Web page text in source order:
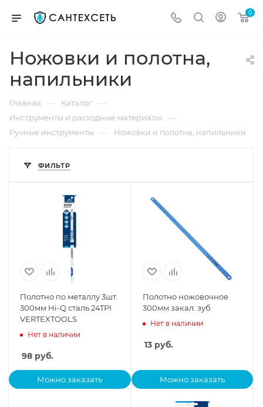
0
Ножовки и полотна,
напильники
Главная — Каталог —
Инструменты и расходные материалы —
Ручные инструменты — Ножовки и полотна, напильники
ФИЛЬТР
Полотно по металлу 3шт.
300мм Hi-Q сталь 24TPI
VERTEXTOOLS
Нет в наличии
98 руб.
Можно заказать
Полотно ножовочное
300мм закал. зуб
Нет в наличии
13руб.
Можно заказать